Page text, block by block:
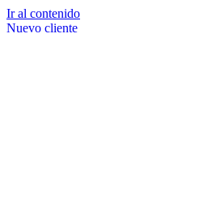
Ir al contenido
Nuevo cliente